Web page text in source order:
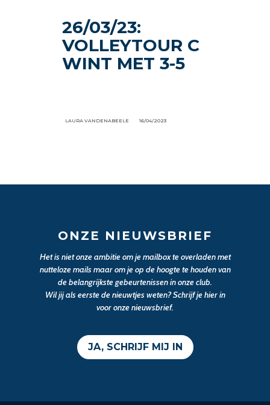
26/03/23:
VOLLEYTOUR C
WINT MET 3-5
LAURA VANDENABEELE 16/04/2023
ONZE NIEUWSBRIEF
Het is niet onze ambitie om je mailbox te overladen met
nutteloze mails maar om je op de hoogte te houden van
de belangrijkste gebeurtenissen in onze club.
Wil jij als eerste de nieuwtjes weten? Schrijf je hier in
voor onze nieuwsbrief.
JA, SCHRIJF MIJ IN